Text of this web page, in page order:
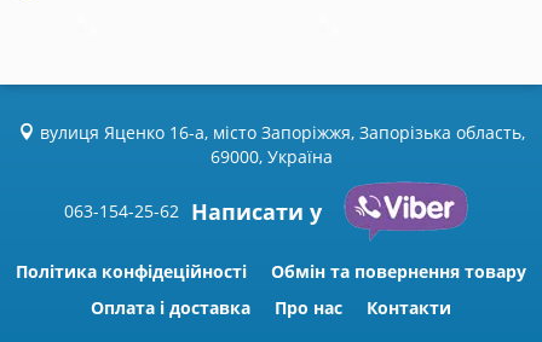
вулиця Яценко 16-а, місто Запоріжжя, Запорізька область,
69000, Україна
063-154-25-62 Написати у
Політика конфідеційності
Обмін та повернення товару
Оплата і доставка
Про нас Контакти